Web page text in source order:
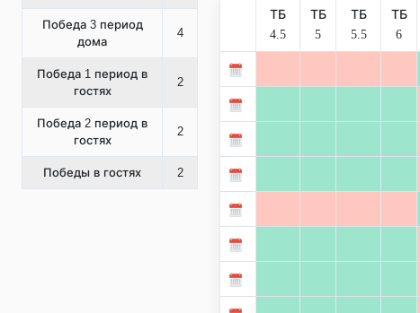
Победа 3 период
дома
4
Победа 1 период в
гостях
2
Победа 2 период в
гостях
2
Победы в гостях 2
ТБ
4.5
ТБ
5
ТБ
5.5
ТБ
6